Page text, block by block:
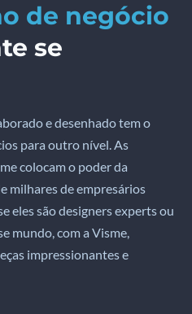
de negócio
se
e desenhado tem o
para outro nível. As
colocam o poder da
milhares de empresários
eles são designers experts ou
mundo, com a Visme,
impressionantes e